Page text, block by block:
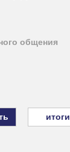
общения
итоги